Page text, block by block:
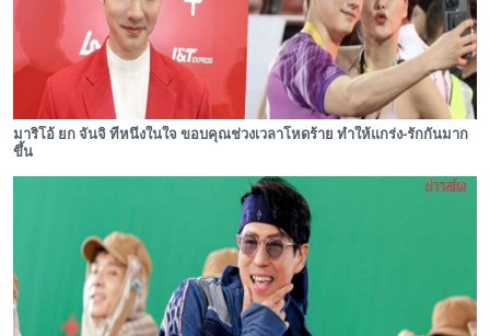
มาริโอ้ ยก จันจิ ที่หนึ่งในใจ ขอบคุณช่วงเวลาโหดร้าย ทำให้แกร่ง-รักกันมาก
ขึ้น